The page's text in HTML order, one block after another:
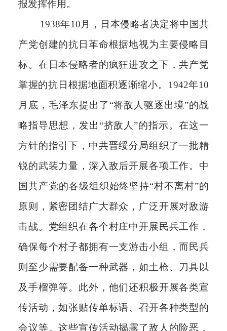
报发挥作用。
1938年10月，日本侵略者决定将中国共
产党创建的抗日革命根据地视为主要侵略目
标。在日本侵略者的疯狂进攻之下，共产党
掌握的抗日根据地面积逐渐缩小。1942年10
月底，毛泽东提出了“将敌人驱逐出境”的战
略指导思想，发出“挤敌人”的指示。在这一
方针的指引下，中共晋绥分局组织了一批精
锐的武装力量，深入敌后开展各项工作。中
国共产党的各级组织始终坚持“村不离村”的
原则，紧密团结广大群众，广泛开展对敌游
击战。党组织在各个村庄中开展民兵工作，
确保每个村子都拥有一支游击小组，而民兵
则至少需要配备一种武器，如土枪、刀具以
及手榴弹等。此外，他们还积极开展各类宣
传活动，如张贴传单标语、召开各种类型的
会议等。这些宣传活动揭露了敌人的险恶，